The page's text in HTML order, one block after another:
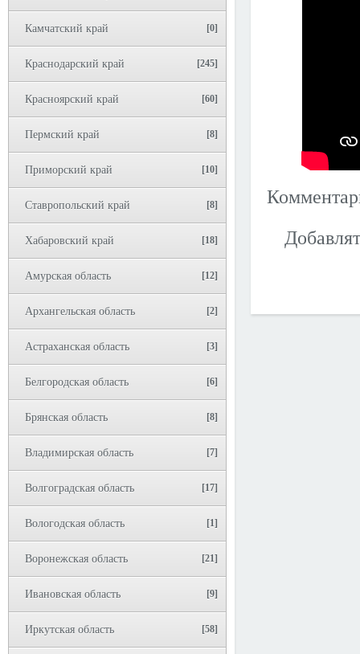
Камчатский край [0]
Краснодарский край [245]
Красноярский край [60]
Пермский край [8]
Приморский край [10]
Ставропольский край [8]
Хабаровский край [18]
Амурская область [12]
Архангельская область [2]
Астраханская область [3]
Белгородская область [6]
Брянская область [8]
Владимирская область [7]
Волгоградская область [17]
Вологодская область [1]
Воронежская область [21]
Ивановская область [9]
Иркутская область [58]